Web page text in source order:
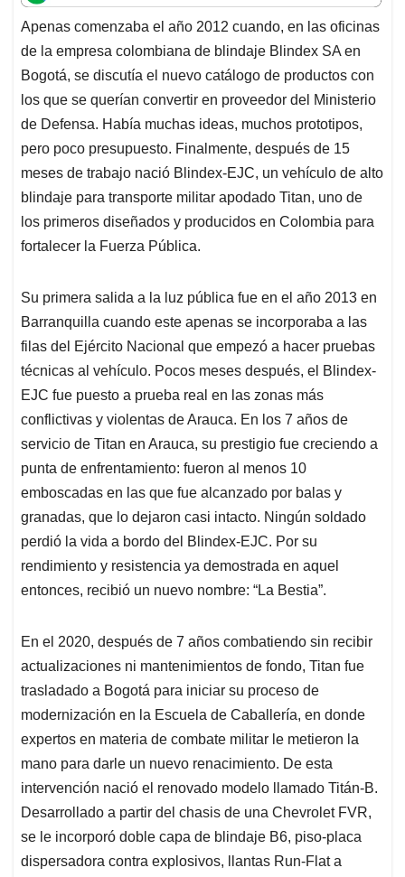
t
s
A
p
p
e
b
o
o
k
k
e
d
I
n
i
l
e
a
d
s
Apenas comenzaba el año 2012 cuando, en las oficinas
de la empresa colombiana de blindaje Blindex SA en
Bogotá, se discutía el nuevo catálogo de productos con
los que se querían convertir en proveedor del Ministerio
de Defensa. Había muchas ideas, muchos prototipos,
pero poco presupuesto. Finalmente, después de 15
meses de trabajo nació Blindex-EJC, un vehículo de alto
blindaje para transporte militar apodado Titan, uno de
los primeros diseñados y producidos en Colombia para
fortalecer la Fuerza Pública.
Su primera salida a la luz pública fue en el año 2013 en
Barranquilla cuando este apenas se incorporaba a las
filas del Ejército Nacional que empezó a hacer pruebas
técnicas al vehículo. Pocos meses después, el Blindex-
EJC fue puesto a prueba real en las zonas más
conflictivas y violentas de Arauca. En los 7 años de
servicio de Titan en Arauca, su prestigio fue creciendo a
punta de enfrentamiento: fueron al menos 10
emboscadas en las que fue alcanzado por balas y
granadas, que lo dejaron casi intacto. Ningún soldado
perdió la vida a bordo del Blindex-EJC. Por su
rendimiento y resistencia ya demostrada en aquel
entonces, recibió un nuevo nombre: “La Bestia”.
En el 2020, después de 7 años combatiendo sin recibir
actualizaciones ni mantenimientos de fondo, Titan fue
trasladado a Bogotá para iniciar su proceso de
modernización en la Escuela de Caballería, en donde
expertos en materia de combate militar le metieron la
mano para darle un nuevo renacimiento. De esta
intervención nació el renovado modelo llamado Titán-B.
Desarrollado a partir del chasis de una Chevrolet FVR,
se le incorporó doble capa de blindaje B6, piso-placa
dispersadora contra explosivos, llantas Run-Flat a